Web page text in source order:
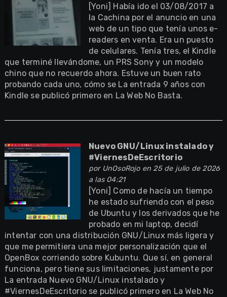
[Yoni] Había ido el 03/08/2017 a
la Cachina por el anuncio en una
web de un tipo que tenía unos e-
readers en venta. Era un puesto
de celulares. Tenía tres, el Kindle
que terminé llevándome, un PRS Sony y un modelo
chino que no recuerdo ahora. Estuve un buen rato
probando cada uno, cómo se La entrada 9 años con
Kindle se publicó primero en La Web No Basta.
Nuevo GNU/Linux instalado y
#ViernesDeEscritorio
por UnOsoRojoen 25 de julio de 2026
a las 04:21
[Yoni] Como de hacía un tiempo
he estado sufriendo con el peso
de Ubuntu y los derivados que he
probado en mi laptop, decidí
intentar con una distribución GNU/Linux más ligera y
que me permitiera una mejor personalización que el
OpenBox corriendo sobre Kubuntu. Que sí, en general
funciona, pero tiene sus limitaciones, justamente por
La entrada Nuevo GNU/Linux instalado y
#ViernesDeEscritorio se publicó primero en La Web No